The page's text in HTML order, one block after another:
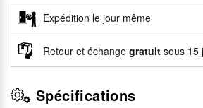
Expédition le jour même
Retour et échange gratuit sous 15
Spécifications